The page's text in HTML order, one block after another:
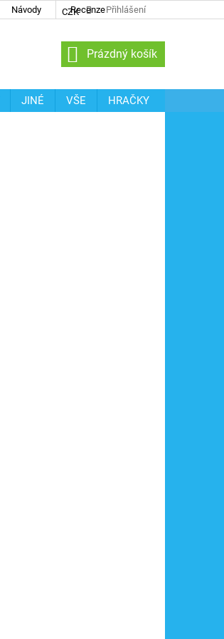
Návody Recenze
CZK Přihlášení
NÁKUPNÍ
KOŠÍK
Prázdný košík
JINÉ VŠE
HRAČKY